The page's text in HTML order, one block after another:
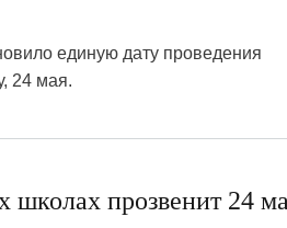
единую дату проведения
24 мая.
школах прозвенит 24